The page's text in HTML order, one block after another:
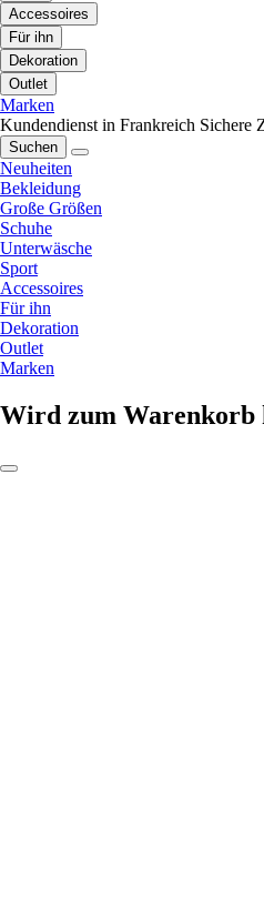
Accessoires
Für ihn
Dekoration
Outlet
Marken
Kundendienst in Frankreich Sichere
Suchen
Neuheiten
Bekleidung
Große Größen
Schuhe
Unterwäsche
Sport
Accessoires
Für ihn
Dekoration
Outlet
Marken
Wird zum Warenkorb